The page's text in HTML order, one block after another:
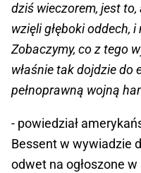
dziś wieczorem, jest
wzięli głęboki oddech,
Zobaczymy, co z tego
właśnie tak dojdzie do
pełnoprawną wojną
- powiedział
Bessent w wywiadzie
odwet na ogłoszone